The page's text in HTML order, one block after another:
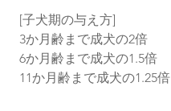
[子犬期の与え方]
3か月齢まで成犬の2倍
6か月齢まで成犬の1.5倍
11か月齢まで成犬の1.25倍